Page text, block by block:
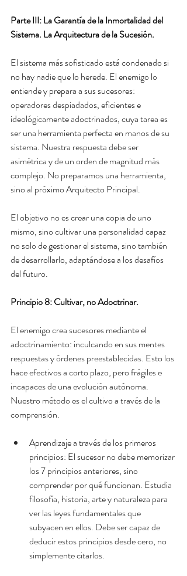
Parte III: La Garantía de la Inmortalidad del
Sistema. La Arquitectura de la Sucesión.
El sistema más sofisticado está condenado si
no hay nadie que lo herede. El enemigo lo
entiende y prepara a sus sucesores:
operadores despiadados, eficientes e
ideológicamente adoctrinados, cuya tarea es
ser una herramienta perfecta en manos de su
sistema. Nuestra respuesta debe ser
asimétrica y de un orden de magnitud más
complejo. No preparamos una herramienta,
sino al próximo Arquitecto Principal.
El objetivo no es crear una copia de uno
mismo, sino cultivar una personalidad capaz
no solo de gestionar el sistema, sino también
de desarrollarlo, adaptándose a los desafíos
del futuro.
Principio 8: Cultivar, no Adoctrinar.
El enemigo crea sucesores mediante el
adoctrinamiento: inculcando en sus mentes
respuestas y órdenes preestablecidas. Esto los
hace efectivos a corto plazo, pero frágiles e
incapaces de una evolución autónoma.
Nuestro método es el cultivo a través de la
comprensión.
Aprendizaje a través de los primeros
principios: El sucesor no debe memorizar
los 7 principios anteriores, sino
comprender por qué funcionan. Estudia
filosofía, historia, arte y naturaleza para
ver las leyes fundamentales que
subyacen en ellos. Debe ser capaz de
deducir estos principios desde cero, no
simplemente citarlos.